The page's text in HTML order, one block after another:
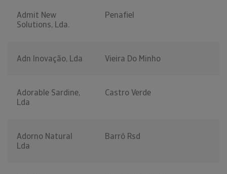
Admit New
Solutions, Lda.
Penafiel
Adn Inovação, Lda Vieira Do Minho
Adorable Sardine,
Lda
Castro Verde
Adorno Natural
Lda
Barrô Rsd